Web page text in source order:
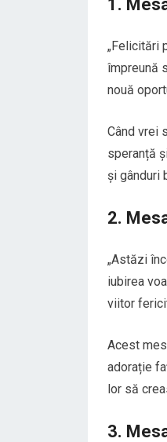
1.
„Felicitări
împreună
nouă
Când vrei
speranță
și gânduri
2.
„Astăzi
iubirea
viitor
Acest
adorație
lor să
3.